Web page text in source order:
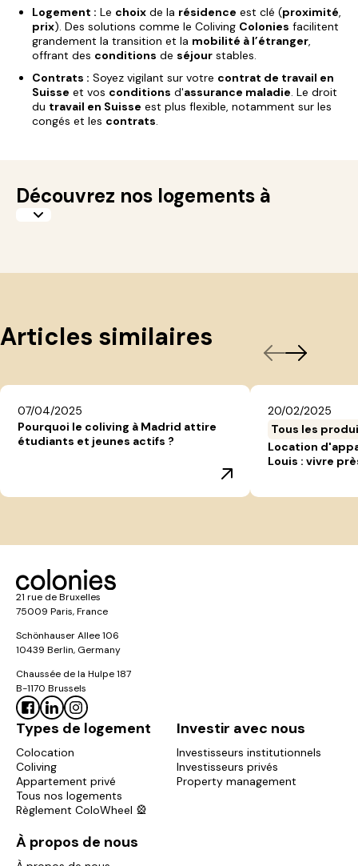
Logement : Le choix de la résidence est clé (proximité,
prix). Des solutions comme le Coliving Colonies facilitent
grandement la transition et la mobilité à l’étranger,
offrant des conditions de séjour stables.
Contrats : Soyez vigilant sur votre contrat de travail en
Suisse et vos conditions d'assurance maladie. Le droit
du travail en Suisse est plus flexible, notamment sur les
congés et les contrats.
Découvrez nos logements à
Articles similaires
07/04/2025
Pourquoi le coliving à Madrid attire
étudiants et jeunes actifs ?
20/02/2025
Tous les
Location
Louis : vivre
21 rue de Bruxelles
75009 Paris, France
Schönhauser Allee 106
10439 Berlin, Germany
Chaussée de la Hulpe 187
B-1170 Brussels
Types de logement
Colocation
Coliving
Appartement privé
Tous nos logements
Règlement ColoWheel 🎡
Investir avec nous
Investisseurs institutionnels
Investisseurs privés
Property management
À propos de nous